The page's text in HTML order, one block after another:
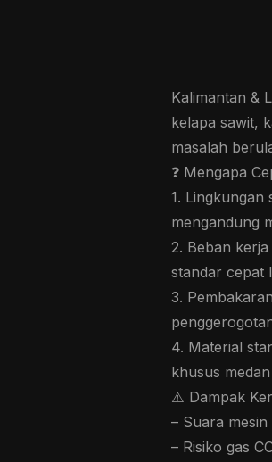
Kalimantan &
kelapa sawit,
masalah
❓ Mengapa
1. Lingkungan
mengandung
2. Beban
standar cepat
3.
4. Material
khusus
⚠️ Dampak
– Suara
– Risiko gas